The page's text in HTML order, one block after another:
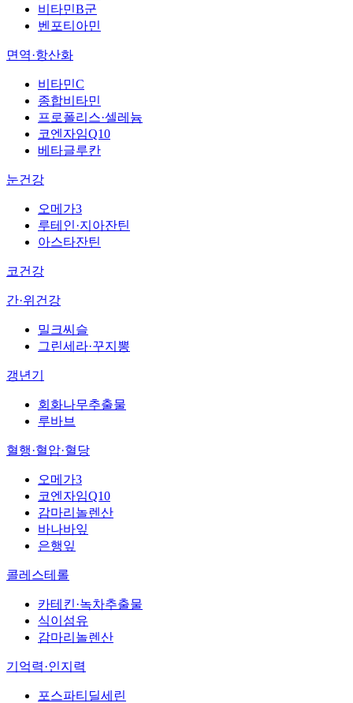
비타민B군
벤포티아민
면역·항산화
비타민C
종합비타민
프로폴리스·셀레늄
코엔자임Q10
베타글루칸
눈건강
오메가3
루테인·지아잔틴
아스타잔틴
코건강
간·위건강
밀크씨슬
그린세라·꾸지뽕
갱년기
회화나무추출물
루바브
혈행·혈압·혈당
오메가3
코엔자임Q10
감마리놀렌산
바나바잎
은행잎
콜레스테롤
카테킨·녹차추출물
식이섬유
감마리놀렌산
기억력·인지력
포스파티딜세린